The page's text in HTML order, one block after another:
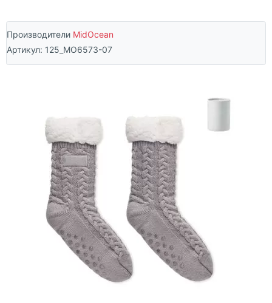
Производители MidOcean
Артикул: 125_MO6573-07